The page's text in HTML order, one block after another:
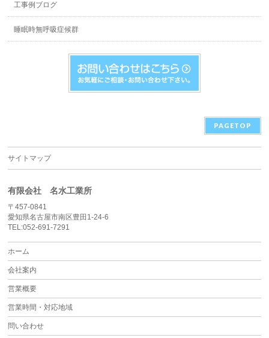
工事例ブログ
睡眠時無呼吸症候群
PAGETOP
サイトマップ
有限会社 名水工業所
〒457-0841
愛知県名古屋市南区豊田1-24-6
TEL:052-691-7291
ホーム
会社案内
営業概要
営業時間・対応地域
問い合わせ